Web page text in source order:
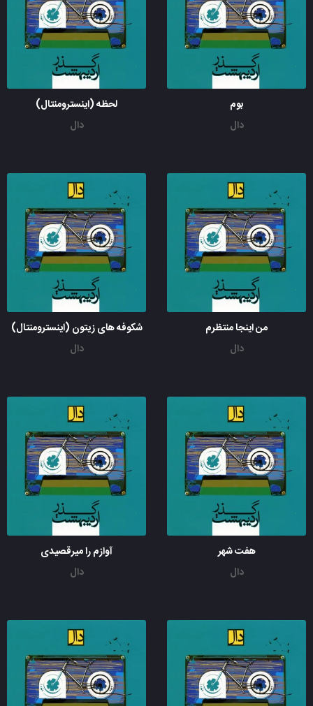
بوم
دال
لحظه (اینسترومنتال)
دال
من اینجا منتظرم
دال
شکوفه های زیتون (اینسترومنتال)
دال
هفت شهر
دال
آوازم را میرقصیدی
دال